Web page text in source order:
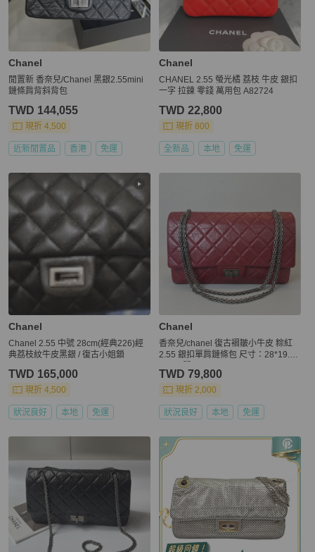
Chanel
閒置新 香奈兒/Chanel 黑銀2.55mini
鏈條肩背斜背包
TWD 144,055
現折 4,500
近新閒置品 香港 免運
Chanel
CHANEL 2.55 螢光橘 荔枝 牛皮 銀扣
一字 拉鍊 零錢 萬用包 A82724
TWD 22,800
現折 800
全新品 本地 免運
Chanel
Chanel 2.55 中號 28cm(經典226)經
典荔枝紋牛皮黑銀 / 復古小姐鎖
TWD 165,000
現折 4,500
狀況良好 本地 免運
Chanel
香奈兒/chanel 復古褶皺小牛皮 粽紅
2.55 銀扣單肩鏈條包 尺寸：28*19.5*
TWD 79,800
現折 2,000
狀況良好 本地 免運